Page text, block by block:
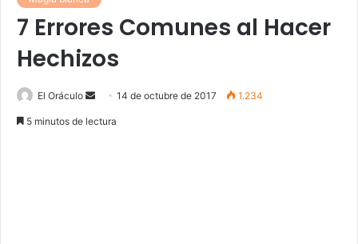
7 Errores Comunes al Hacer
Hechizos
El Oráculo
Send14 de octubre de 2017 1.234
5 minutos de lectura